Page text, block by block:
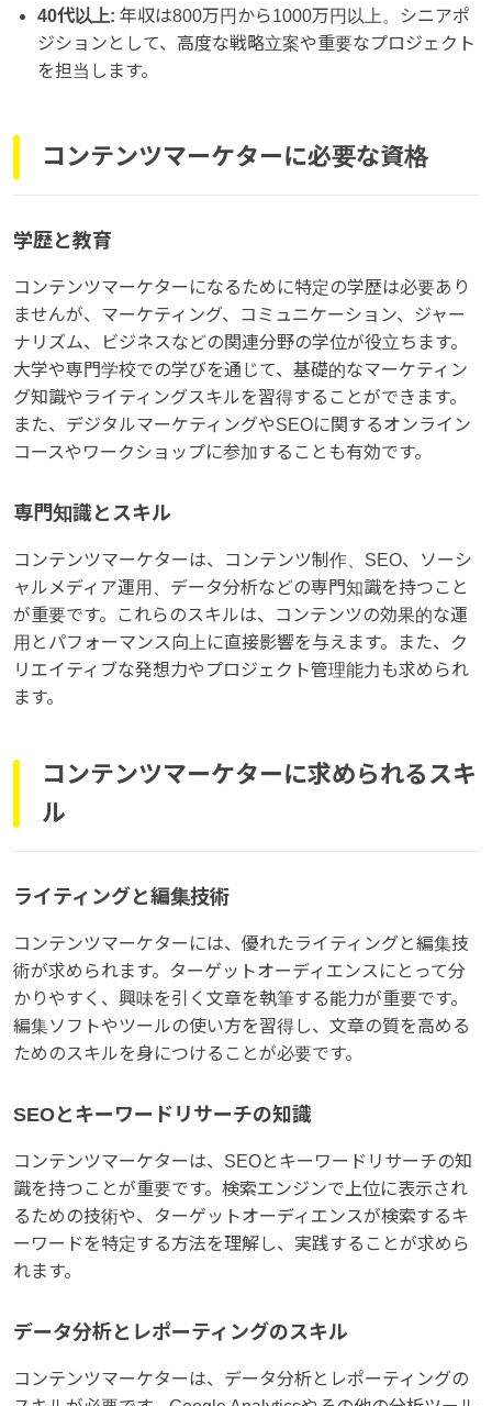
40代以上: 年収は800万円から1000万円以上。シニアポ
ジションとして、高度な戦略立案や重要なプロジェクト
を担当します。
コンテンツマーケターに必要な資格
学歴と教育
コンテンツマーケターになるために特定の学歴は必要あり
ませんが、マーケティング、コミュニケーション、ジャー
ナリズム、ビジネスなどの関連分野の学位が役立ちます。
大学や専門学校での学びを通じて、基礎的なマーケティン
グ知識やライティングスキルを習得することができます。
また、デジタルマーケティングやSEOに関するオンライン
コースやワークショップに参加することも有効です。
専門知識とスキル
コンテンツマーケターは、コンテンツ制作、SEO、ソーシ
ャルメディア運用、データ分析などの専門知識を持つこと
が重要です。これらのスキルは、コンテンツの効果的な運
用とパフォーマンス向上に直接影響を与えます。また、ク
リエイティブな発想力やプロジェクト管理能力も求められ
ます。
コンテンツマーケターに求められるスキ
ル
ライティングと編集技術
コンテンツマーケターには、優れたライティングと編集技
術が求められます。ターゲットオーディエンスにとって分
かりやすく、興味を引く文章を執筆する能力が重要です。
編集ソフトやツールの使い方を習得し、文章の質を高める
ためのスキルを身につけることが必要です。
SEOとキーワードリサーチの知識
コンテンツマーケターは、SEOとキーワードリサーチの知
識を持つことが重要です。検索エンジンで上位に表示され
るための技術や、ターゲットオーディエンスが検索するキ
ーワードを特定する方法を理解し、実践することが求めら
れます。
データ分析とレポーティングのスキル
コンテンツマーケターは、データ分析とレポーティングの